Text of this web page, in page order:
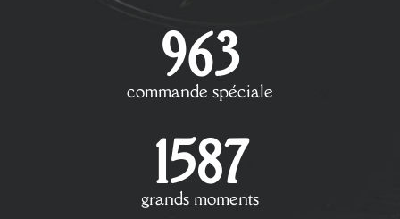
commande spéciale
963
grands moments
1587